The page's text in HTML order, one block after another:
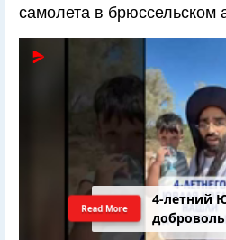
самолета в брюссельском
4-летний
Read More